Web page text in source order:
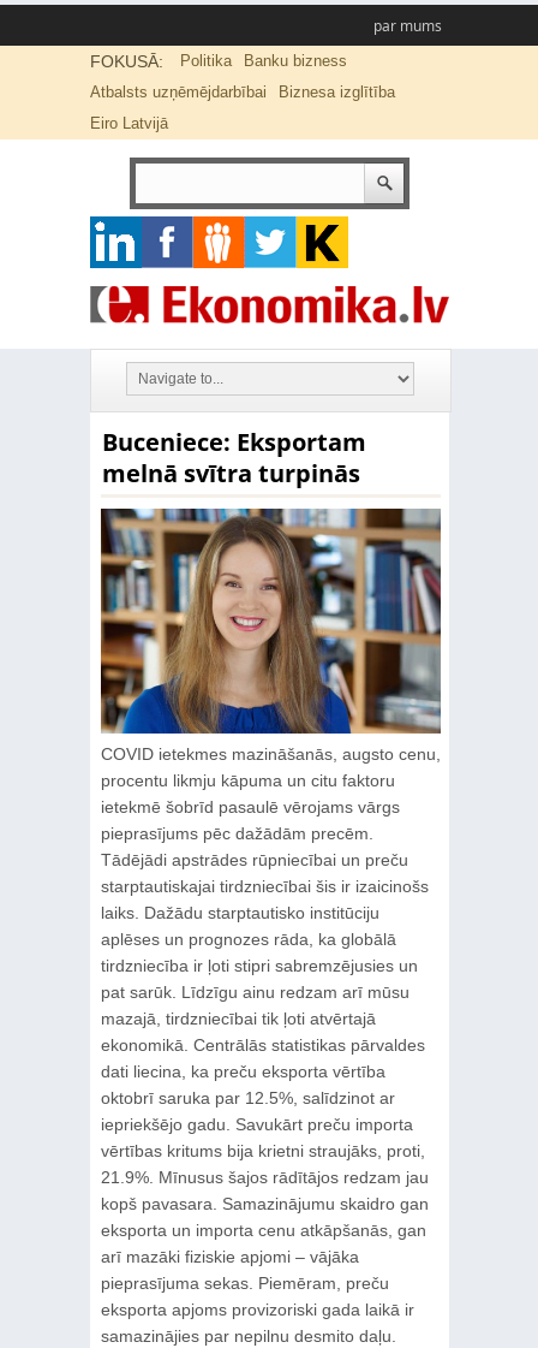
par mums
FOKUSĀ: Politika
Banku bizness
Atbalsts uzņēmējdarbībai
Biznesa izglītība
Eiro Latvijā
Buceniece: Eksportam
melnā svītra turpinās
COVID ietekmes mazināšanās, augsto cenu,
procentu likmju kāpuma un citu faktoru
ietekmē šobrīd pasaulē vērojams vārgs
pieprasījums pēc dažādām precēm.
Tādējādi apstrādes rūpniecībai un preču
starptautiskajai tirdzniecībai šis ir izaicinošs
laiks. Dažādu starptautisko institūciju
aplēses un prognozes rāda, ka globālā
tirdzniecība ir ļoti stipri sabremzējusies un
pat sarūk. Līdzīgu ainu redzam arī mūsu
mazajā, tirdzniecībai tik ļoti atvērtajā
ekonomikā. Centrālās statistikas pārvaldes
dati liecina, ka preču eksporta vērtība
oktobrī saruka par 12.5%, salīdzinot ar
iepriekšējo gadu. Savukārt preču importa
vērtības kritums bija krietni straujāks, proti,
21.9%. Mīnusus šajos rādītājos redzam jau
kopš pavasara. Samazinājumu skaidro gan
eksporta un importa cenu atkāpšanās, gan
arī mazāki fiziskie apjomi – vājāka
pieprasījuma sekas. Piemēram, preču
eksporta apjoms provizoriski gada laikā ir
samazinājies par nepilnu desmito daļu.